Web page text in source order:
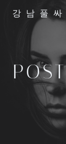
강남풀싸